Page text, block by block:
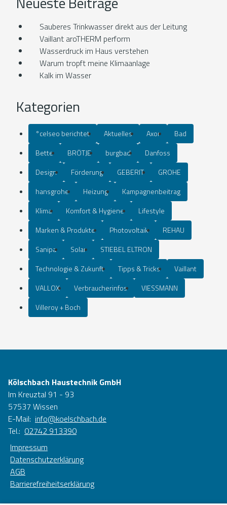
Sauberes Trinkwasser direkt aus der Leitung
Vaillant aroTHERM perform
Wasserdruck im Haus verstehen
Warum tropft meine Klimaanlage
Kalk im Wasser
Kategorien
°celseo berichtet Aktuelles Axor
Bad
Bette
BRÖTJE burgbad
Danfoss
Design
Förderung GEBERIT
GROHE
hansgrohe
Heizung
Kampagnenbeitrag
Klima
Komfort & Hygiene
Lifestyle
Marken & Produkte
Photovoltaik
REHAU
Sanipa
Solar
STIEBEL ELTRON
Technologie & Zukunft
Tipps & Tricks
Vaillant
VALLOX
Verbraucherinfos
VIESSMANN
Villeroy + Boch
Kölschbach Haustechnik GmbH
Im Kreuztal 91 - 93
57537 Wissen
E-Mail: info@koelschbach.de
Tel.: 02742 913390
Impressum
Datenschutzerklärung
AGB
Barrierefreiheitserklärung